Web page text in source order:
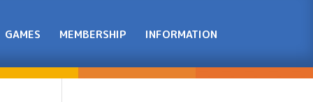
GAMES MEMBERSHIP INFORMATION